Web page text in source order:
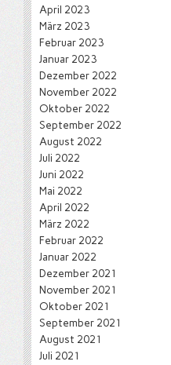
April 2023
März 2023
Februar 2023
Januar 2023
Dezember 2022
November 2022
Oktober 2022
September 2022
August 2022
Juli 2022
Juni 2022
Mai 2022
April 2022
März 2022
Februar 2022
Januar 2022
Dezember 2021
November 2021
Oktober 2021
September 2021
August 2021
Juli 2021